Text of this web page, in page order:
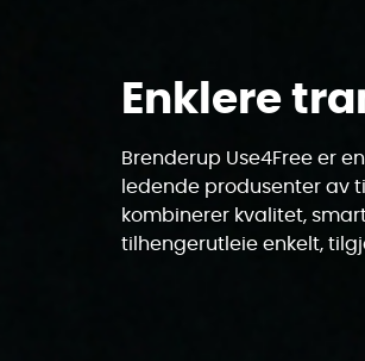
Enklere
Brenderup Use4Free er
ledende produsenter av
kombinerer kvalitet,
tilhengerutleie enkelt,